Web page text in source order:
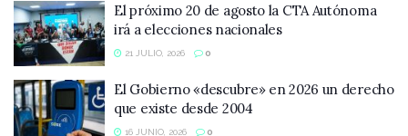
El próximo 20 de agosto la CTA Autónoma
irá a elecciones nacionales
21 JULIO, 2026 0
El Gobierno «descubre» en 2026 un derecho
que existe desde 2004
16 JUNIO, 2026 0